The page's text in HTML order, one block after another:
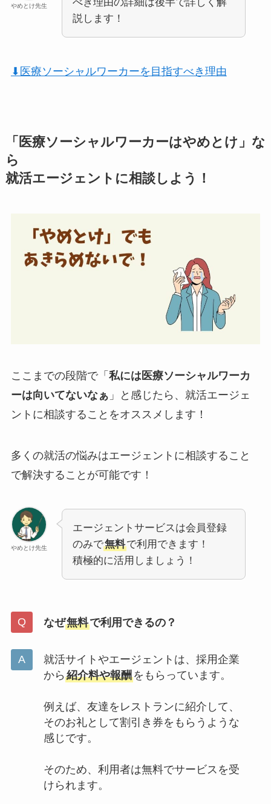
やめとけ先生
説します！
⬇︎医療ソーシャルワーカーを目指すべき理由
「医療ソーシャルワーカーはやめとけ」な
ら
就活エージェントに相談しよう！
ここまでの段階で「 私には医療ソーシャルワーカ
ーは向いてないなぁ 」と感じたら、就活エージェ
ントに相談することをオススメします！
多くの就活の悩みはエージェントに相談すること
で解決することが可能です！
やめとけ先生
エージェントサービスは会員登録
のみで無料で利用できます！
積極的に活用しましょう！
なぜ無料で利用できるの？
就活サイトやエージェントは、採用企業
から 紹介料や報酬をもらっています。
例えば、友達をレストランに紹介して、
そのお礼として割引き券をもらうような
感じです。
そのため、利用者は無料でサービスを受
けられます。